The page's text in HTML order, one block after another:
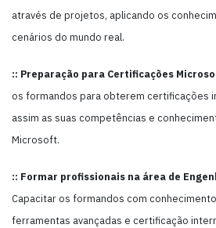
através de projetos, aplicando os
cenários do mundo real.
:: Preparação para Certificações
os formandos para obterem certificações
assim as suas competências e
Microsoft.
:: Formar profissionais na área de
Capacitar os formandos com
ferramentas avançadas e certificação